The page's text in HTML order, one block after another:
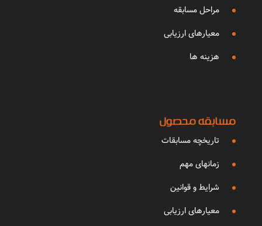
مراحل مسابقه
معیارهای ارزیابی
هزینه ها
مسابقه محصول
تاریخچه مسابقات
زمانهای مهم
شرایط و قوانین
معیارهای ارزیابی